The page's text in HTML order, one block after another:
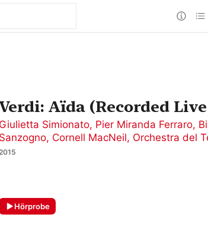
Aïda (Recorded
Giulietta Simionato, Pier Miranda Ferraro,
Sanzogno, Cornell MacNeil, Orchestra del
Hörprobe